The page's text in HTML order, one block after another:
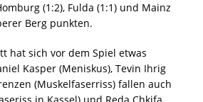
(1:2), Fulda (1:1) und Mainz
Berg punkten.
hat sich vor dem Spiel etwas
Kasper (Meniskus), Tevin Ihrig
(Muskelfaserriss) fallen auch